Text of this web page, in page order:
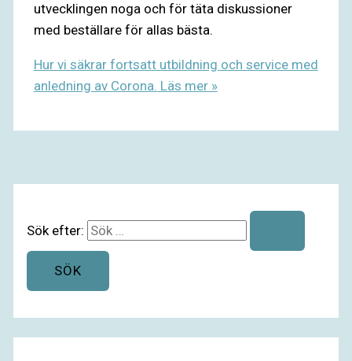
utvecklingen noga och för täta diskussioner
med beställare för allas bästa.
Hur vi säkrar fortsatt utbildning och service med
anledning av Corona. Läs mer »
Sök efter: